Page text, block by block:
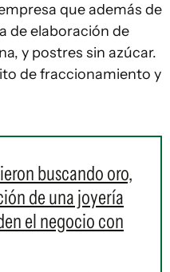
que además de
de elaboración de
y postres sin azúcar.
de fraccionamiento y
buscando oro,
de una joyería
el negocio con